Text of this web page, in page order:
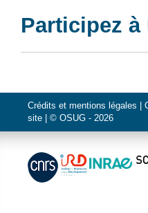
Participez
Crédits et mentions légales
site | © OSUG - 2026